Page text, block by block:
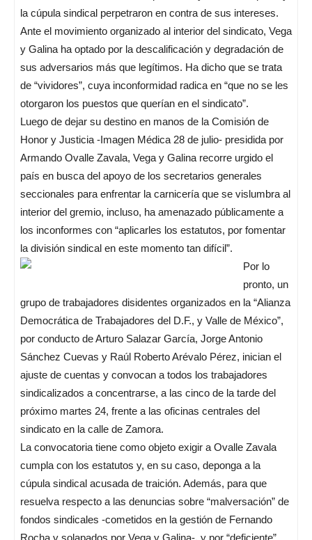
la cúpula sindical perpetraron en contra de sus intereses.
Ante el movimiento organizado al interior del sindicato, Vega
y Galina ha optado por la descalificación y degradación de
sus adversarios más que legítimos. Ha dicho que se trata
de “vividores”, cuya inconformidad radica en “que no se les
otorgaron los puestos que querían en el sindicato”.
Luego de dejar su destino en manos de la Comisión de
Honor y Justicia -Imagen Médica 28 de julio- presidida por
Armando Ovalle Zavala, Vega y Galina recorre urgido el
país en busca del apoyo de los secretarios generales
seccionales para enfrentar la carnicería que se vislumbra al
interior del gremio, incluso, ha amenazado públicamente a
los inconformes con “aplicarles los estatutos, por fomentar
la división sindical en este momento tan difícil”.
Por lo
pronto, un
grupo de trabajadores disidentes organizados en la “Alianza
Democrática de Trabajadores del D.F., y Valle de México”,
por conducto de Arturo Salazar García, Jorge Antonio
Sánchez Cuevas y Raúl Roberto Arévalo Pérez, inician el
ajuste de cuentas y convocan a todos los trabajadores
sindicalizados a concentrarse, a las cinco de la tarde del
próximo martes 24, frente a las oficinas centrales del
sindicato en la calle de Zamora.
La convocatoria tiene como objeto exigir a Ovalle Zavala
cumpla con los estatutos y, en su caso, deponga a la
cúpula sindical acusada de traición. Además, para que
resuelva respecto a las denuncias sobre “malversación” de
fondos sindicales -cometidos en la gestión de Fernando
Rocha y solapados por Vega y Galina-, y por “deficiente”